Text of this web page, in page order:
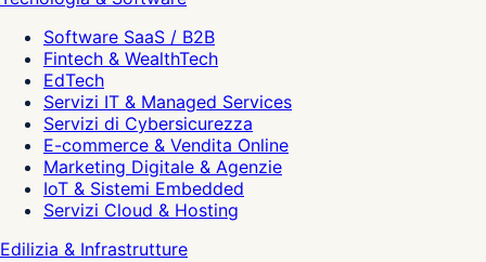
Software SaaS / B2B
Fintech & WealthTech
EdTech
Servizi IT & Managed Services
Servizi di Cybersicurezza
E-commerce & Vendita Online
Marketing Digitale & Agenzie
IoT & Sistemi Embedded
Servizi Cloud & Hosting
Edilizia & Infrastrutture